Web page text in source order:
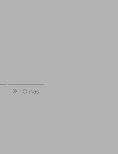
O nas